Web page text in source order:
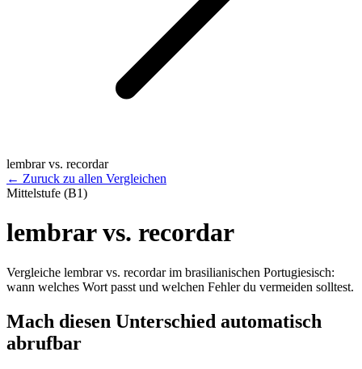
lembrar vs. recordar
← Zuruck zu allen Vergleichen
Mittelstufe (B1)
lembrar vs. recordar
Vergleiche lembrar vs. recordar im brasilianischen Portugiesisch:
wann welches Wort passt und welchen Fehler du vermeiden solltest.
Mach diesen Unterschied automatisch
abrufbar